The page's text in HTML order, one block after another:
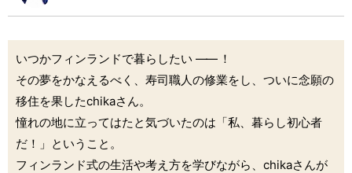
編集部
いつかフィンランドで暮らしたい ―― ！
その夢をかなえるべく、寿司職人の修業をし、ついに念願の
移住を果したchikaさん。
憧れの地に立ってはたと気づいたのは「私、暮らし初心者
だ！」ということ。
フィンランド式の生活や考え方を学びながら、chikaさんが